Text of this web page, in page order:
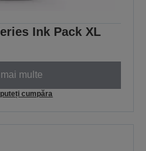
Ink Pack XL
multe
cumpăra